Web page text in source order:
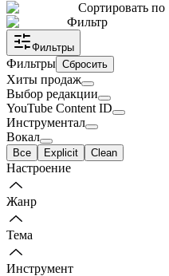
Сортировать по
Фильтр
Фильтры
Фильтры Сбросить
Хиты продаж
Выбор редакции
YouTube Content ID
Инструментал
Вокал
Все Explicit Clean
Настроение
Жанр
Тема
Инструмент